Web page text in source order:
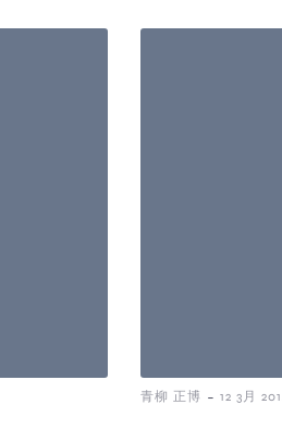
青柳 正博 - 12 3月